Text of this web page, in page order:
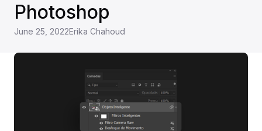
Photoshop
June 25, 2022Erika Chahoud